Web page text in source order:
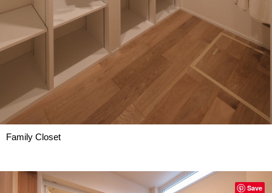
Family Closet
Save